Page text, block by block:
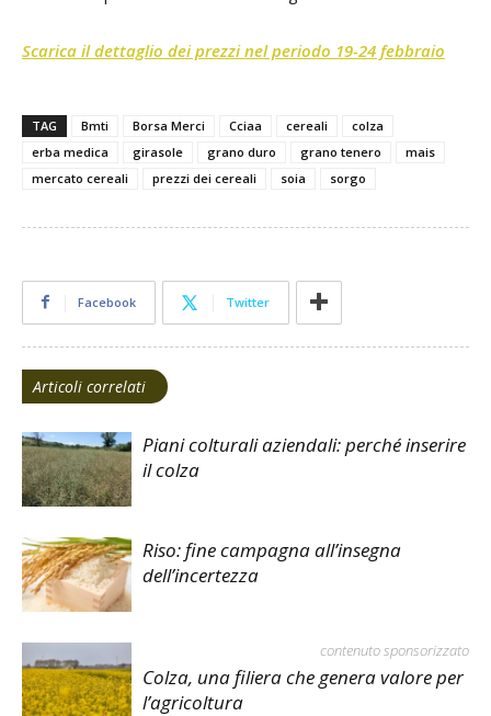
Scarica il dettaglio dei prezzi nel periodo 19-24 febbraio
TAG Bmti Borsa Merci Cciaa cereali
colza
erba medica
girasole grano duro grano tenero
mais
mercato cereali
prezzi dei cereali soia sorgo
Facebook Twitter
Articoli correlati
Piani colturali aziendali: perché inserire
il colza
Riso: fine campagna all’insegna
dell’incertezza
contenuto sponsorizzato
Colza, una filiera che genera valore per
l’agricoltura